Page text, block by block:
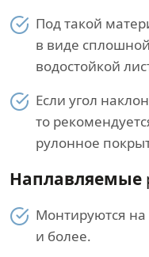
Под такой
в виде
водостойкой
Если угол
то
рулонное
Наплавляемые
Монтируются на
и более.